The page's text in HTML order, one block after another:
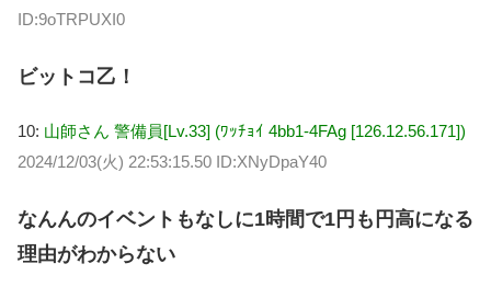
ID:9oTRPUXI0
ビットコ乙！
10: 山師さん 警備員[Lv.33] (ﾜｯﾁｮｲ 4bb1-4FAg [126.12.56.171])
2024/12/03(火) 22:53:15.50 ID:XNyDpaY40
なんんのイベントもなしに1時間で1円も円高になる
理由がわからない